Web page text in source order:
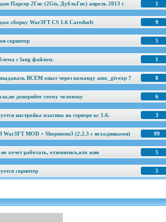
1
Парсер 2Гис (2Gis, ДубльГис) апрель 2013 г
9
сборку War3FT CS 1.6 Caredsoft
5
скриптер
1
с lang файлом.
8
ВСЕМ опыт через команду amx_givexp ?
6
доверяйте этому человеку
3
настройка плагина на сервере кс 1.6.
99
War3FT MOD + Shopmenu3 (2.2.3 c исходниками)
5
хочет работать, отзовитись,кто жив
5
скриптер